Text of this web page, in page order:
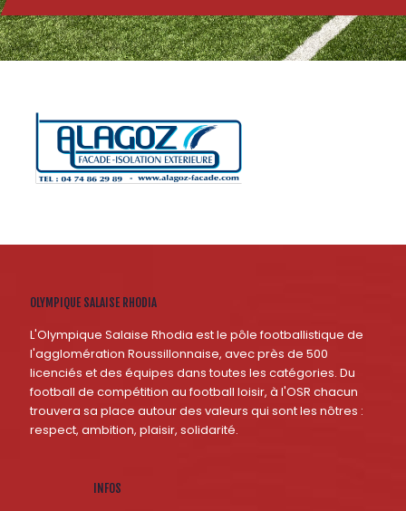
OLYMPIQUE SALAISE RHODIA
L'Olympique Salaise Rhodia est le pôle footballistique de
l'agglomération Roussillonnaise, avec près de 500
licenciés et des équipes dans toutes les catégories. Du
football de compétition au football loisir, à l'OSR chacun
trouvera sa place autour des valeurs qui sont les nôtres :
respect, ambition, plaisir, solidarité.
INFOS